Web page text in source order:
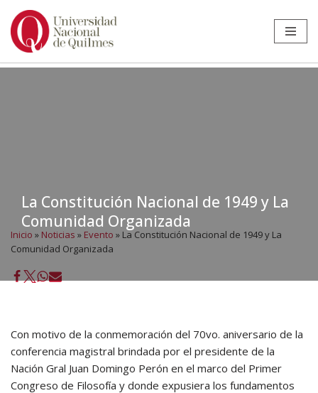
Ir
La Constitución Nacional de 1949 y La
Comunidad Organizada
Inicio » Noticias » Evento » La Constitución Nacional de 1949 y La
Comunidad Organizada
Con motivo de la conmemoración del 70vo. aniversario de la
conferencia magistral brindada por el presidente de la
Nación Gral Juan Domingo Perón en el marco del Primer
Congreso de Filosofía y donde expusiera los fundamentos